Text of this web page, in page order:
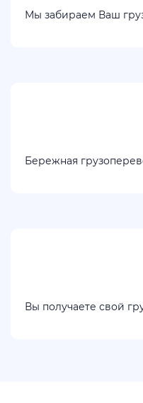
Мы забираем Ваш
Бережная
Вы получаете свой